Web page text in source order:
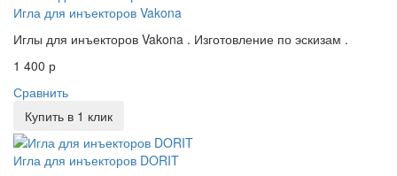
Игла для инъекторов Vakona
Иглы для инъекторов Vakona . Изготовление по эскизам .
1 400 р
Сравнить
Купить в 1 клик
Игла для инъекторов DORIT